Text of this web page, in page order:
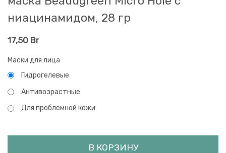
ниацинамидом, 28 гр
17,50 Br
Маски для лица
Гидрогелевые
Антивозрастные
Для проблемной кожи
В КОРЗИНУ